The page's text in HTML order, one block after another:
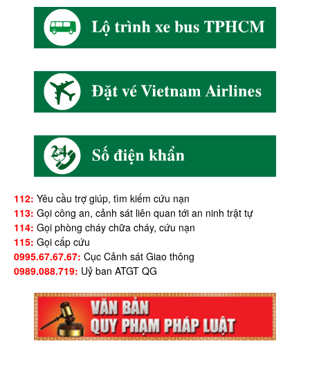
112: Yêu cầu trợ giúp, tìm kiếm cứu nạn
113: Gọi công an, cảnh sát liên quan tới an ninh trật tự
114: Gọi phòng cháy chữa cháy, cứu nạn
115: Gọi cấp cứu
0995.67.67.67: Cục Cảnh sát Giao thông
0989.088.719: Uỷ ban ATGT QG